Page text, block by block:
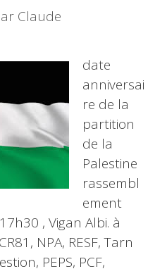
Claude
date
anniversai
re de la
partition
de la
Palestine
rassembl
ement
, Vigan Albi. à
NPA, RESF, Tarn
PEPS, PCF,